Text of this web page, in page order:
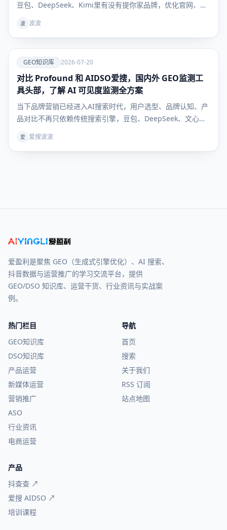
豆包、DeepSeek、Kimi里有没有提你家品牌，优化官网、发
候，根本不看这些。 他们问AI："敏感肌用什么面霜不踩
波 波波
爱
GEO知识
库
GEO知识库 2026-07-20
对比 Profound 和 AIDSO爱搜，国内外 GEO监测工
具头部，了解 AI 可见度监测全方案
当下品牌营销已经进入AI搜索时代，用户选型、品牌认知、产
品对比不再只依赖传统搜索引擎，豆包、DeepSeek、文心一
GEO（生成式引擎优化）彻底解决“如何让AI主动推荐自家品
爱 爱搜波波
爱盈利是聚焦 GEO（生成式引擎优化）、AI 搜索、
抖音数据与运营推广的学习交流平台，提供
GEO/DSO 知识库、运营干货、行业资讯与实战案
例。
热门栏目
GEO知识库
DSO知识库
产品运营
新媒体运营
营销推广
ASO
行业资讯
电商运营
导航
首页
搜索
关于我们
RSS 订阅
站点地图
产品
抖查查 ↗
爱搜 AIDSO ↗
培训课程